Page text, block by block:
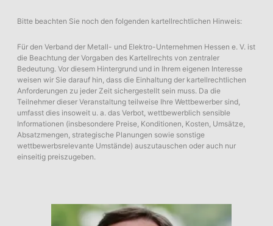
Bitte beachten Sie noch den folgenden kartellrechtlichen Hinweis:
Für den Verband der Metall- und Elektro-Unternehmen Hessen e. V. ist
die Beachtung der Vorgaben des Kartellrechts von zentraler
Bedeutung. Vor diesem Hintergrund und in Ihrem eigenen Interesse
weisen wir Sie darauf hin, dass die Einhaltung der kartellrechtlichen
Anforderungen zu jeder Zeit sichergestellt sein muss. Da die
Teilnehmer dieser Veranstaltung teilweise Ihre Wettbewerber sind,
umfasst dies insoweit u. a. das Verbot, wettbewerblich sensible
Informationen (insbesondere Preise, Konditionen, Kosten, Umsätze,
Absatzmengen, strategische Planungen sowie sonstige
wettbewerbsrelevante Umstände) auszutauschen oder auch nur
einseitig preiszugeben.